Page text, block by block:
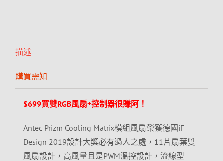
描述
購買需知
$699買雙RGB風扇+控制器很賺阿！
Antec Prizm Cooling Matrix模組風扇榮獲德國iF
Design 2019設計大獎必有過人之處，11片扇葉雙
風扇設計，高風量且是PWM溫控設計，流線型